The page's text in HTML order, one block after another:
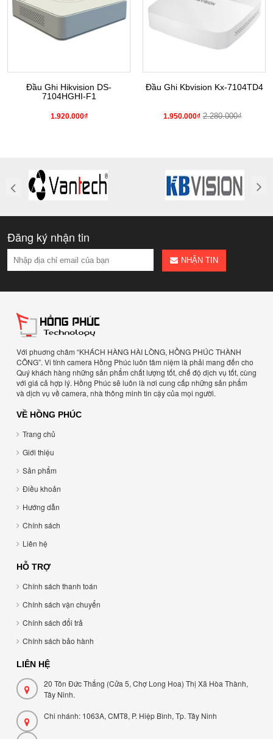
Đầu Ghi Hikvision DS-
7104HGHI-F1
1.920.000₫
Đầu Ghi Kbvision Kx-7104TD4
1.950.000₫ 2.280.000₫
Đăng ký nhận tin
NHẬN TIN
Với phuơng châm “KHÁCH HÀNG HÀI LÒNG, HỒNG PHÚC THÀNH
CÔNG”. Vi tính camera Hồng Phúc luôn tâm niệm là phải mang đến cho
Quý khách hàng những sản phẩm chất lượng tốt, chế độ dịch vụ tốt, cùng
với giá cả hợp lý. Hồng Phúc sẽ luôn là nơi cung cấp những sản phẩm
và dịch vụ về camera, nhà thông minh tin cậy của mọi người.
VỀ HỒNG PHÚC
Trang chủ
Giới thiệu
Sản phẩm
Điều khoản
Hướng dẫn
Chính sách
Liên hệ
HỖ TRỢ
Chính sách thanh toán
Chính sách vận chuyển
Chính sách đổi trả
Chính sách bảo hành
LIÊN HỆ
20 Tôn Đức Thắng (Cửa 5, Chợ Long Hoa) Thị Xã Hòa Thành,
Tây Ninh.
Chi nhánh: 1063A, CMT8, P. Hiệp Bình, Tp. Tây Ninh